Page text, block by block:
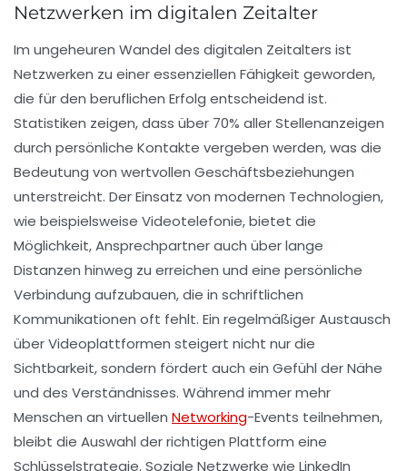
Netzwerken im digitalen Zeitalter
Im ungeheuren Wandel des digitalen Zeitalters ist
Netzwerken zu einer essenziellen Fähigkeit geworden,
die für den beruflichen Erfolg entscheidend ist.
Statistiken zeigen, dass über 70% aller Stellenanzeigen
durch persönliche Kontakte vergeben werden, was die
Bedeutung von wertvollen Geschäftsbeziehungen
unterstreicht. Der Einsatz von modernen Technologien,
wie beispielsweise Videotelefonie, bietet die
Möglichkeit, Ansprechpartner auch über lange
Distanzen hinweg zu erreichen und eine persönliche
Verbindung aufzubauen, die in schriftlichen
Kommunikationen oft fehlt. Ein regelmäßiger Austausch
überVideoplattformen steigert nicht nur die
Sichtbarkeit, sondern fördert auch ein Gefühl der Nähe
und des Verständnisses. Während immer mehr
Menschen an virtuellen Networking-Events teilnehmen,
bleibt die Auswahl der richtigen Plattform eine
Schlüsselstrategie. Soziale Netzwerke wie LinkedIn